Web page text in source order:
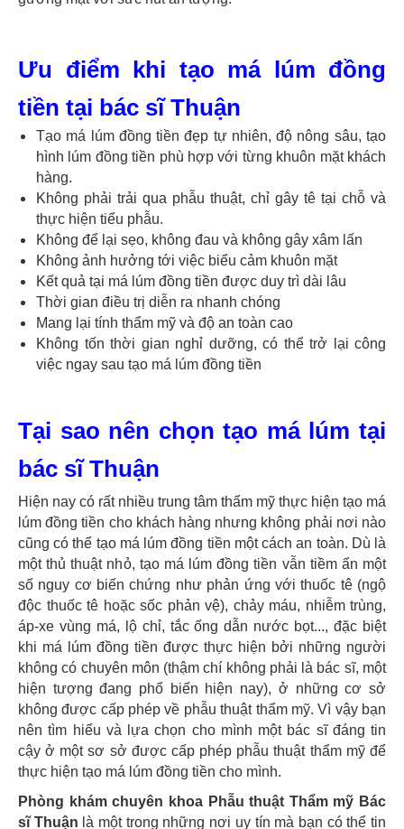
Ưu điểm khi tạo má lúm đồng
tiền tại bác sĩ Thuận
Tạo má lúm đồng tiền đẹp tự nhiên, độ nông sâu, tạo
hình lúm đồng tiền phù hợp với từng khuôn mặt khách
hàng.
Không phải trải qua phẫu thuật, chỉ gây tê tại chỗ và
thực hiện tiểu phẫu.
Không để lại sẹo, không đau và không gây xâm lấn
Không ảnh hưởng tới việc biểu cảm khuôn mặt
Kết quả tại má lúm đồng tiền được duy trì dài lâu
Thời gian điều trị diễn ra nhanh chóng
Mang lại tính thẩm mỹ và độ an toàn cao
Không tốn thời gian nghỉ dưỡng, có thể trở lại công
việc ngay sau tạo má lúm đồng tiền
Tại sao nên chọn tạo má lúm tại
bác sĩ Thuận
Hiện nay có rất nhiều trung tâm thẩm mỹ thực hiện tạo má
lúm đồng tiền cho khách hàng nhưng không phải nơi nào
cũng có thể tạo má lúm đồng tiền một cách an toàn. Dù là
một thủ thuật nhỏ, tạo má lúm đồng tiền vẫn tiềm ẩn một
số nguy cơ biến chứng như phản ứng với thuốc tê (ngộ
độc thuốc tê hoặc sốc phản vệ), chảy máu, nhiễm trùng,
áp-xe vùng má, lộ chỉ, tắc ống dẫn nước bọt..., đặc biệt
khi má lúm đồng tiền được thực hiện bởi những người
không có chuyên môn (thậm chí không phải là bác sĩ, một
hiện tượng đang phổ biến hiện nay), ở những cơ sở
không được cấp phép về phẫu thuật thẩm mỹ. Vì vậy bạn
nên tìm hiểu và lựa chọn cho mình một bác sĩ đáng tin
cậy ở một sơ sở được cấp phép phẫu thuật thẩm mỹ để
thực hiện tạo má lúm đồng tiền cho mình.
Phòng khám chuyên khoa Phẫu thuật Thẩm mỹ Bác
sĩ Thuận là một trong những nơi uy tín mà bạn có thể tin